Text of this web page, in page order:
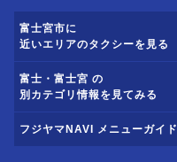
富士宮市に
近いエリアのタクシーを見る
富士・富士宮 の
別カテゴリ情報を見てみる
フジヤマNAVI メニューガイド